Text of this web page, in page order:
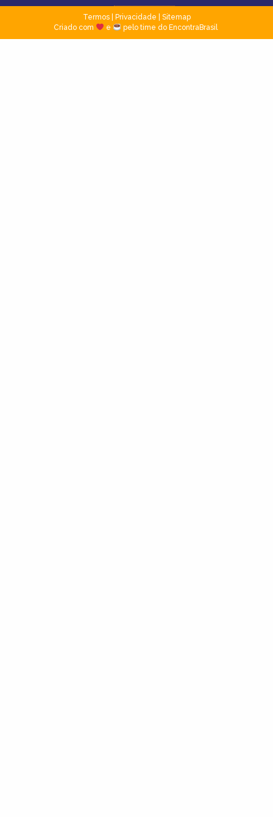
Termos| Privacidade
Sitemap
Criado com
e pelo time do EncontraBrasil